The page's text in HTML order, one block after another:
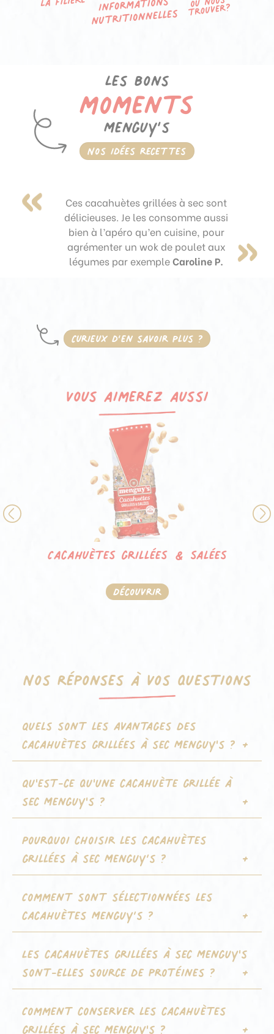
Les bons
moments
Menguy’s
Nos idées recettes
Ces cacahuètes grillées à sec sont
délicieuses. Je les consomme aussi
bien à l’apéro qu’en cuisine, pour
agrémenter un wok de poulet aux
légumes par exempleCaroline P.
Curieux d’en savoir plus ?
Vous aimerez aussi
Cacahuètes grillées & salées
Découvrir
Previous
Nos réponses à vos questions
Quels sont les avantages des
cacahuètes grillées à sec Menguy's ?
Qu'est-ce qu'une cacahuète grillée à
sec Menguy's ?
Pourquoi choisir les cacahuètes
grillées à sec Menguy’s ?
Comment sont sélectionnées les
cacahuètes Menguy’s ?
Les cacahuètes grillées à sec Menguy's
sont-elles source de protéines ?
Comment conserver les cacahuètes
grillées à sec Menguy's ?